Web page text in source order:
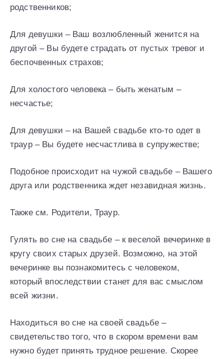
родственников;
Для девушки – Ваш возлюбленный женится на
другой – Вы будете страдать от пустых тревог и
беспочвенных страхов;
Для холостого человека – быть женатым –
несчастье;
Для девушки – на Вашей свадьбе кто-то одет в
траур – Вы будете несчастлива в супружестве;
Подобное происходит на чужой свадьбе – Вашего
друга или родственника ждет незавидная жизнь.
Также см. Родители, Траур.
Гулять во сне на свадьбе – к веселой вечеринке в
кругу своих старых друзей. Возможно, на этой
вечеринке вы познакомитесь с человеком,
который впоследствии станет для вас смыслом
всей жизни.
Находиться во сне на своей свадьбе –
свидетельство того, что в скором времени вам
нужно будет принять трудное решение. Скорее